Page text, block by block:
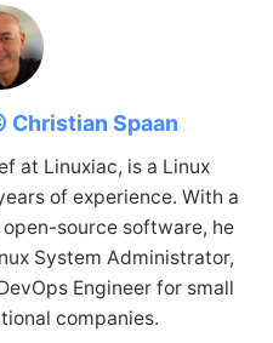
Christian Spaan
at Linuxiac, is a Linux
of experience. With a
source software, he
System Administrator,
Engineer for small
companies.